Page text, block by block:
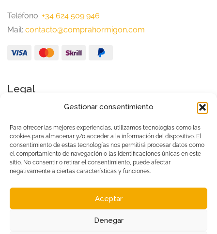
Gestionar consentimiento
Para ofrecer las mejores experiencias, utilizamos tecnologías como las
cookies para almacenar y/o acceder a la información del dispositivo. El
consentimiento de estas tecnologías nos permitirá procesar datos como
el comportamiento de navegación o las identificaciones únicas en este
sitio. No consentir o retirar el consentimiento, puede afectar
negativamente a ciertas características y funciones.
Aceptar
Denegar
Teléfono: +34 624 509 946
Mail: contacto@comprahormigon.com
Legal
Política de Privacidad
Condiciones generales de uso
Política de cookies (UE)
Hecho conpor Canela Tech